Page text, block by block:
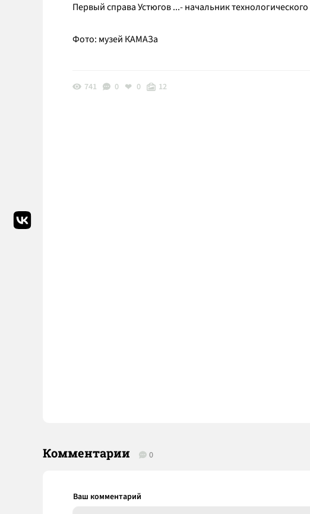
Первый справа Устюгов ...- начальник
Фото: музей КАМАЗа
741 0 0 12
Комментарии 0